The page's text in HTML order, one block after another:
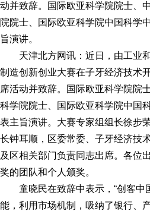
动并致辞。国际欧亚科学院院士、
院院士、国际欧亚科学院中国科学
旨演讲。
天津北方网讯：近日，由工业
制造创新创业大赛在子牙经济技术
席活动并致辞。国际欧亚科学院院
科学院院士、国际欧亚科学院中国
表主旨演讲。大赛专家组组长徐步
长钟耳顺，区委常委、子牙经济技
及区相关部门负责同志出席。各位
奖的团队和个人颁奖。
童晓民在致辞中表示，“创客
能，利用市场机制，吸纳了银行、